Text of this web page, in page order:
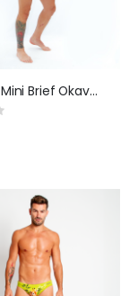
Bañador Mini Brief Okavango Nude